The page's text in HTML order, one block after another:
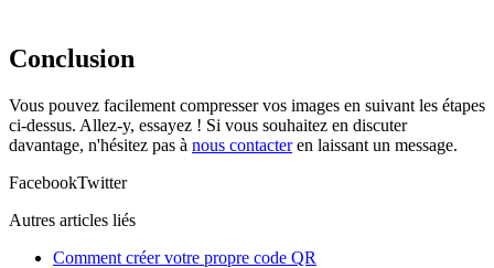
Conclusion
Vous pouvez facilement compresser vos images en suivant les étapes
ci-dessus. Allez-y, essayez ! Si vous souhaitez en discuter
davantage, n'hésitez pas à nous contacteren laissant un message.
FacebookTwitter
Autres articles liés
Comment créer votre propre code QR